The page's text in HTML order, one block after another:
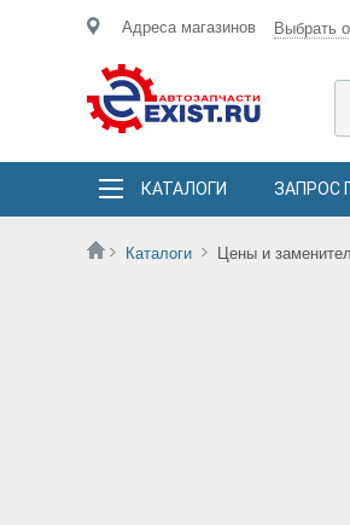
Адреса магазинов Выбрать
КАТАЛОГИ ЗАПРОС
Каталоги Цены и